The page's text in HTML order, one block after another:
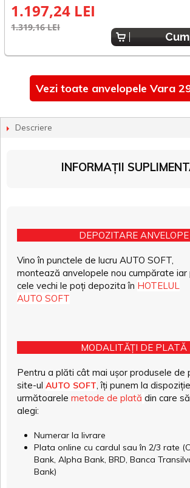
1.197,24 LEI
1.319,16 LEI
Vezi toate anvelopele Vara
Descriere
INFORMAȚII
DEPOZITARE ANVELOPE
Vino în punctele de lucru AUTO SOFT,
montează anvelopele nou cumpărate iar
cele vechi le poți depozita în HOTELUL
AUTO SOFT
MODALITĂȚI DE PLATĂ
Pentru a plăti cât mai ușor produsele de
site-ul AUTO SOFT, îți punem la dispoziție
următoarele metode de plată din care să
alegi:
Numerar la livrare
Plata online cu cardul sau în 2/3 rate
Bank, Alpha Bank, BRD, Banca
Bank)